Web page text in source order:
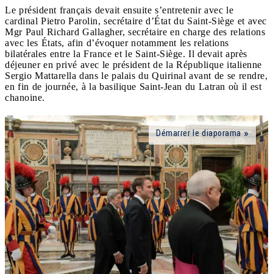
Le président français devait ensuite s’entretenir avec le
cardinal Pietro Parolin, secrétaire d’État du Saint-Siège et avec
Mgr Paul Richard Gallagher, secrétaire en charge des relations
avec les États, afin d’évoquer notamment les relations
bilatérales entre la France et le Saint-Siège. Il devait après
déjeuner en privé avec le président de la République italienne
Sergio Mattarella dans le palais du Quirinal avant de se rendre,
en fin de journée, à la basilique Saint-Jean du Latran où il est
chanoine.
Démarrer le diaporama